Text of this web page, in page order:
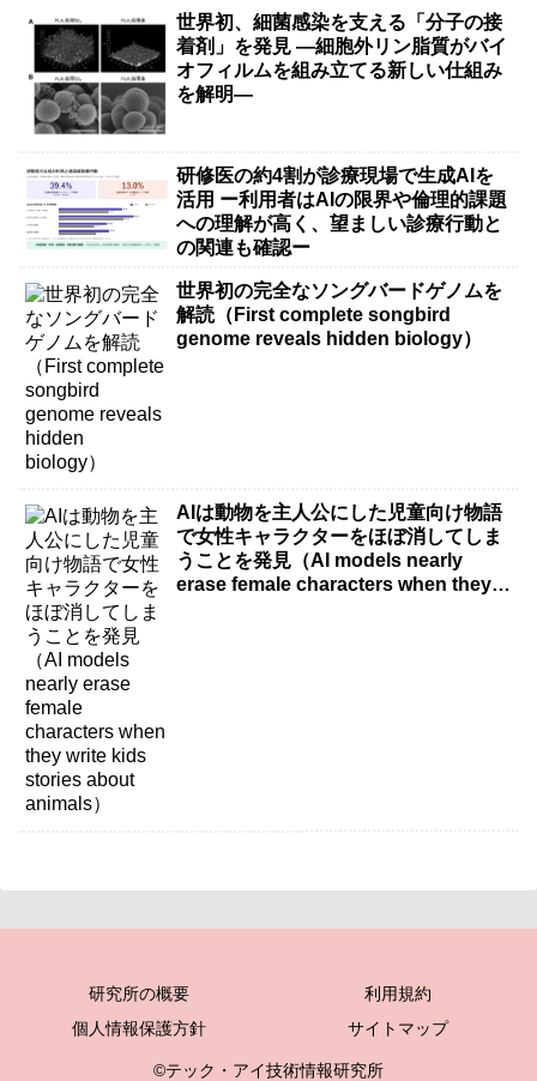
世界初、細菌感染を支える「分子の接
着剤」を発見 ―細胞外リン脂質がバイ
オフィルムを組み立てる新しい仕組み
を解明―
研修医の約4割が診療現場で生成AIを
活用 ー利用者はAIの限界や倫理的課題
への理解が高く、望ましい診療行動と
の関連も確認ー
世界初の完全なソングバードゲノムを
解読（First complete songbird
genome reveals hidden biology）
AIは動物を主人公にした児童向け物語
で女性キャラクターをほぼ消してしま
うことを発見（AI models nearly
erase female characters when they
研究所の概要
利用規約
個人情報保護方針
サイトマップ
©テック・アイ技術情報研究所